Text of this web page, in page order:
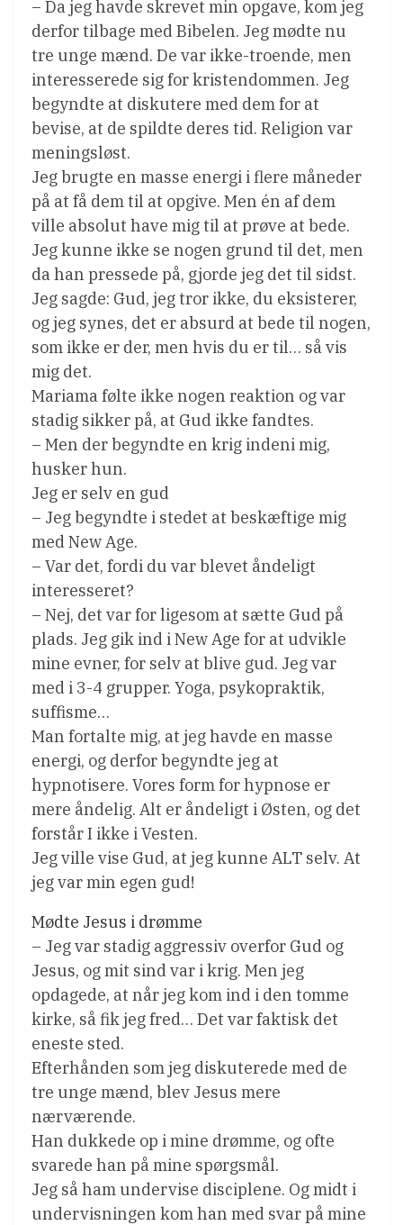
– Da jeg havde skrevet min opgave, kom jeg
derfor tilbage med Bibelen. Jeg mødte nu
tre unge mænd. De var ikke-troende, men
interesserede sig for kristendommen. Jeg
begyndte at diskutere med dem for at
bevise, at de spildte deres tid. Religion var
meningsløst.
Jeg brugte en masse energi i flere måneder
på at få dem til at opgive. Men én af dem
ville absolut have mig til at prøve at bede.
Jeg kunne ikke se nogen grund til det, men
da han pressede på, gjorde jeg det til sidst.
Jeg sagde: Gud, jeg tror ikke, du eksisterer,
og jeg synes, det er absurd at bede til nogen,
som ikke er der, men hvis du er til… så vis
mig det.
Mariama følte ikke nogen reaktion og var
stadig sikker på, at Gud ikke fandtes.
– Men der begyndte en krig indeni mig,
husker hun.
Jeg er selv en gud
– Jeg begyndte i stedet at beskæftige mig
med New Age.
– Var det, fordi du var blevet åndeligt
interesseret?
– Nej, det var for ligesom at sætte Gud på
plads. Jeg gik ind i New Age for at udvikle
mine evner, for selv at blive gud. Jeg var
med i 3-4 grupper. Yoga, psykopraktik,
suffisme…
Man fortalte mig, at jeg havde en masse
energi, og derfor begyndte jeg at
hypnotisere. Vores form for hypnose er
mere åndelig. Alt er åndeligt i Østen, og det
forstår I ikke i Vesten.
Jeg ville vise Gud, at jeg kunne ALT selv. At
jeg var min egen gud!
Mødte Jesus i drømme
– Jeg var stadig aggressiv overfor Gud og
Jesus, og mit sind var i krig. Men jeg
opdagede, at når jeg kom ind i den tomme
kirke, så fik jeg fred… Det var faktisk det
eneste sted.
Efterhånden som jeg diskuterede med de
tre unge mænd, blev Jesus mere
nærværende.
Han dukkede op i mine drømme, og ofte
svarede han på mine spørgsmål.
Jeg så ham undervise disciplene. Og midt i
undervisningen kom han med svar på mine